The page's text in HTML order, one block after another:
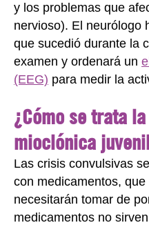
y los problemas que
nervioso). El neurólogo
que sucedió durante la
examen y ordenará un
(EEG) para medir la
¿Cómo se trata
mioclónica
Las crisis convulsivas
con medicamentos,
necesitarán tomar de
medicamentos no